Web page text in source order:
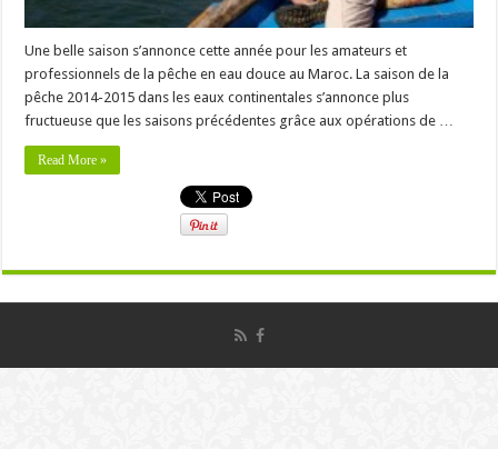
Une belle saison s’annonce cette année pour les amateurs et
professionnels de la pêche en eau douce au Maroc. La saison de la
pêche 2014-2015 dans les eaux continentales s’annonce plus
fructueuse que les saisons précédentes grâce aux opérations de …
Read More »